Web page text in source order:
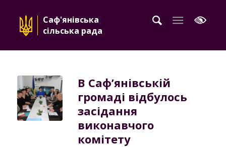
Саф'янівська
сільська рада
В Саф’янівській
громаді відбулось
засідання
виконавчого
комітету